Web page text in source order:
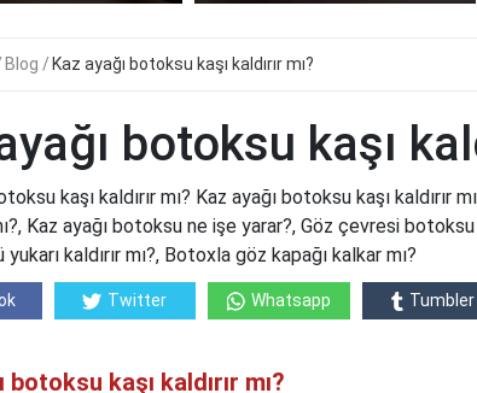
Blog Kaz ayağı botoksu kaşı kaldırır mı?
botoksu kaşı
kaşı kaldırır mı? Kaz ayağı botoksu kaşı kaldırır
Kaz ayağı botoksu ne işe yarar?, Göz çevresi botoksu
kaldırır mı?, Botoxla göz kapağı kalkar mı?
Twitter Whatsapp Tumbler
botoksu kaşı kaldırır mı?